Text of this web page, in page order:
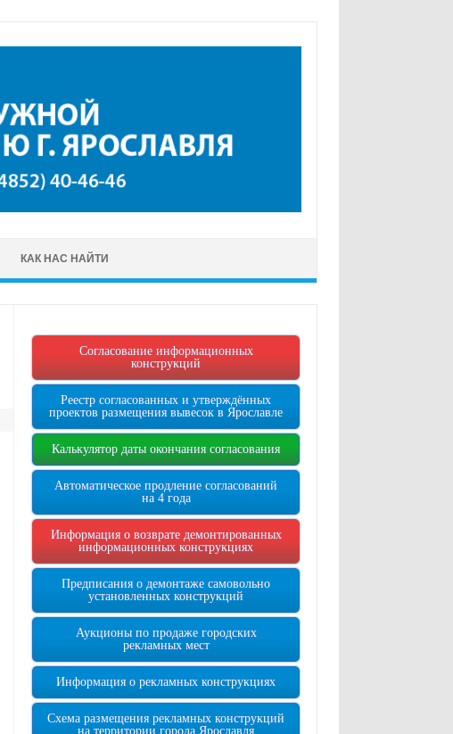
КАК НАС НАЙТИ
Согласование информационных
конструкций
Реестр согласованных и утверждённых
проектов размещения вывесок в Ярославле
Калькулятор даты окончания согласования
Автоматическое продление согласований
на 4 года
Информация о возврате демонтированных
информационных конструкциях
Предписания о демонтаже самовольно
установленных конструкций
Аукционы по продаже городских
рекламных мест
Информация о рекламных конструкциях
Схема размещения рекламных конструкций
на территории города Ярославля